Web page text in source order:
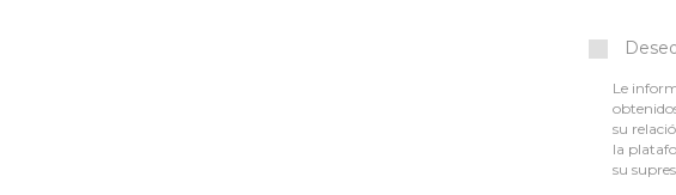
Le
su
la
su